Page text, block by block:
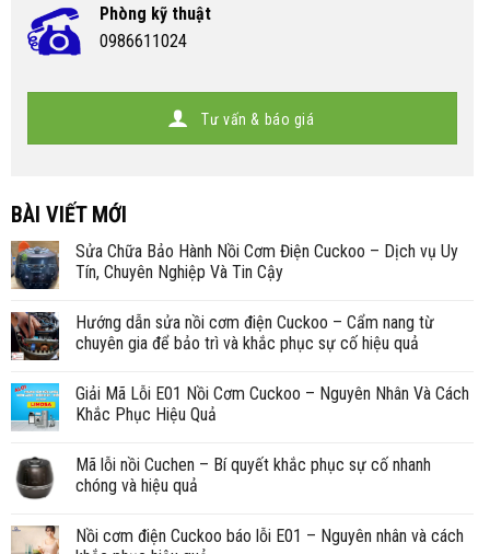
Phòng kỹ thuật
0986611024
Tư vấn & báo giá
BÀI VIẾT MỚI
Sửa Chữa Bảo Hành Nồi Cơm Điện Cuckoo – Dịch vụ Uy
Tín, Chuyên Nghiệp Và Tin Cậy
Hướng dẫn sửa nồi cơm điện Cuckoo – Cẩm nang từ
chuyên gia để bảo trì và khắc phục sự cố hiệu quả
Giải Mã Lỗi E01 Nồi Cơm Cuckoo – Nguyên Nhân Và Cách
Khắc Phục Hiệu Quả
Mã lỗi nồi Cuchen – Bí quyết khắc phục sự cố nhanh
chóng và hiệu quả
Nồi cơm điện Cuckoo báo lỗi E01 – Nguyên nhân và cách